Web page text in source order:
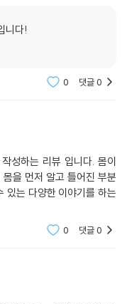
니다!
0 댓글0
성하는 리뷰 입니다. 몸이
을 먼저 알고 틀어진 부분
있는 다양한 이야기를 하는
0 댓글0